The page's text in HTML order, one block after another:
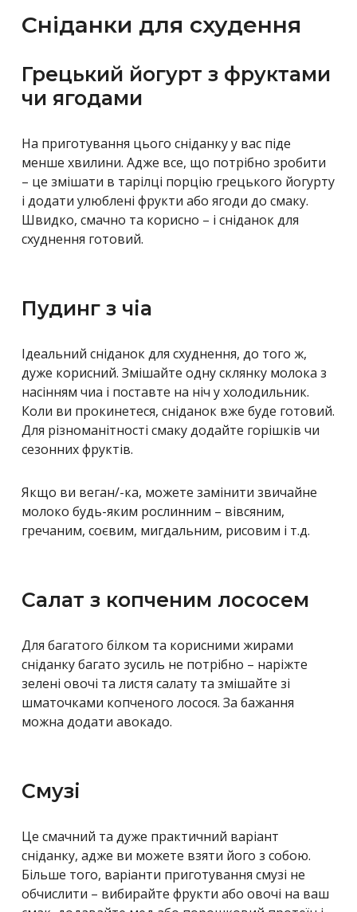
Сніданки для схудення
Грецький йогурт з фруктами
чи ягодами
На приготування цього сніданку у вас піде
менше хвилини. Адже все, що потрібно зробити
– це змішати в тарілці порцію грецького йогурту
і додати улюблені фрукти або ягоди до смаку.
Швидко, смачно та корисно – і сніданок для
схуднення готовий.
Пудинг з чіа
Ідеальний сніданок для схуднення, до того ж,
дуже корисний. Змішайте одну склянку молока з
насінням чиа і поставте на ніч у холодильник.
Коли ви прокинетеся, сніданок вже буде готовий.
Для різноманітності смаку додайте горішків чи
сезонних фруктів.
Якщо ви веган/-ка, можете замінити звичайне
молоко будь-яким рослинним – вівсяним,
гречаним, соєвим, мигдальним, рисовим і т.д.
Салат з копченим лососем
Для багатого білком та корисними жирами
сніданку багато зусиль не потрібно – наріжте
зелені овочі та листя салату та змішайте зі
шматочками копченого лосося. За бажання
можна додати авокадо.
Смузі
Це смачний та дуже практичний варіант
сніданку, адже ви можете взяти його з собою.
Більше того, варіанти приготування смузі не
обчислити – вибирайте фрукти або овочі на ваш